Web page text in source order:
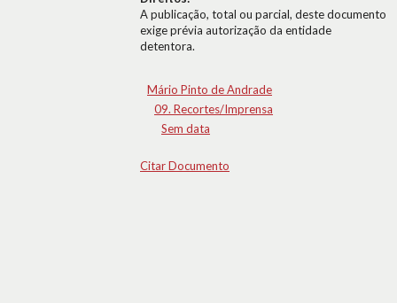
A publicação, total ou parcial, deste documento
exige prévia autorização da entidade
detentora.
Mário Pinto de Andrade
09. Recortes/Imprensa
Sem data
Citar Documento